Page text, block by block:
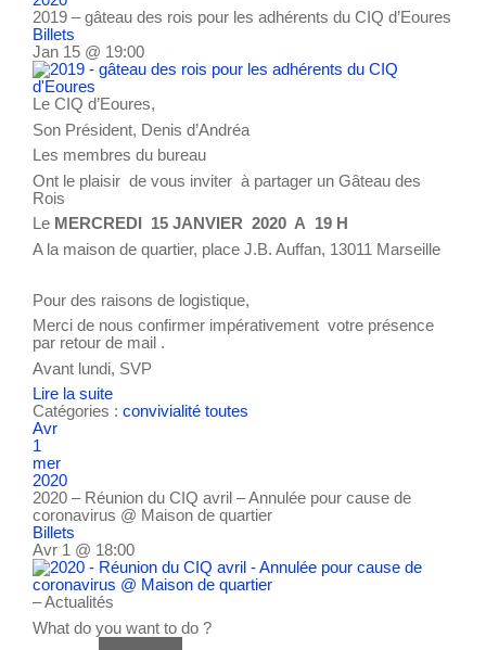
2019 – gâteau des rois pour les adhérents du CIQ d’Eoures
Billets
Jan 15 @ 19:00
Le CIQ d’Eoures,
Son Président, Denis d’Andréa
Les membres du bureau
Ont le plaisir de vous inviter à partager un Gâteau des
Rois
Le MERCREDI 15 JANVIER 2020 A 19 H
A la maison de quartier, place J.B. Auffan, 13011 Marseille
Pour des raisons de logistique,
Merci de nous confirmer impérativement votre présence
par retour de mail .
Avant lundi, SVP
Lire la suite
Catégories : convivialité toutes
Avr
1
mer
2020
2020 – Réunion du CIQ avril – Annulée pour cause de
coronavirus @ Maison de quartier
Billets
Avr 1 @ 18:00
– Actualités
What do you want to do ?